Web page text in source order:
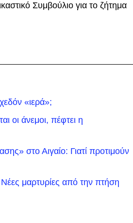
Συμβούλιο για το ζήτημα
«ιερά»;
οι άνεμοι, πέφτει η
στο Αιγαίο: Γιατί προτιμούν
μαρτυρίες από την πτήση